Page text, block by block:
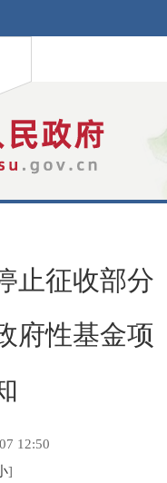
止征收部分
府性基金项
12:50
]